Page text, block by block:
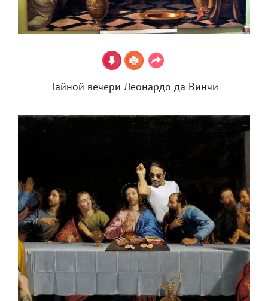
Тайной вечери Леонардо да Винчи